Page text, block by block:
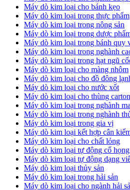
Máy dò kim loại cho bánh kẹo
Máy dò kim loại trong thực phẩm
Máy dò kim loại trong nông sản
Máy dò kim loại trong dược
Máy dò kim loại trong bánh quy
Máy dò kim loại trong nghành
Máy dò kim loại trong hạt ngũ
Máy dò kim loại cho màng nhôm
Máy dò kim loại cho đồ đông
Máy dò kim loại cho nước xốt
Máy dò kim loại cho thùng carton
Máy dò kim loại trong nghành
Máy dò kim loại trong nghành
Máy dò kim loại trong gia vị
Máy dò kim loại kết hợp cân
Máy dò kim loại cho chất lỏng
Máy dò kim loại tự động cổ
Máy dò kim loại tự động dạng
Máy dò kim loại thủy sản
Máy dò kim loại trong hải sản
Máy dò kim loại cho ngành hải